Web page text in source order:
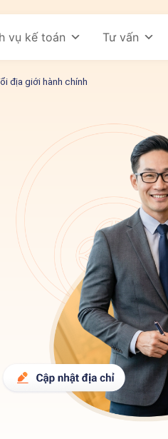
vụ kế toán Tư vấn
địa giới hành chính